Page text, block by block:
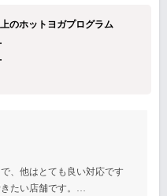
のホットヨガプログラム
、他はとても良い対応です
たい店舗です。…